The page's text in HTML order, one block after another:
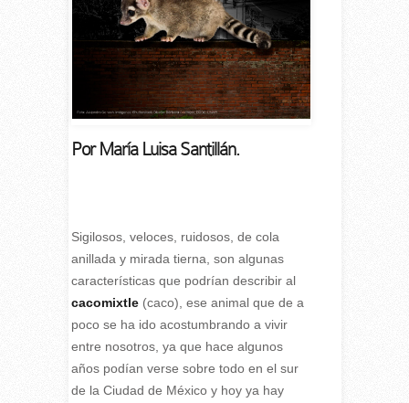
Por María Luisa Santillán.
Sigilosos, veloces, ruidosos, de cola
anillada y mirada tierna, son algunas
características que podrían describir al
cacomixtle(caco), ese animal que de a
poco se ha ido acostumbrando a vivir
entre nosotros, ya que hace algunos
años podían verse sobre todo en el sur
de la Ciudad de México y hoy ya hay